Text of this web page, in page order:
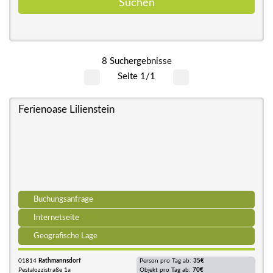
8 Suchergebnisse
Seite 1/1
Ferienoase Lilienstein
Buchungsanfrage
Internetseite
Geografische Lage
01814 Rathmannsdorf
Pestalozzistraße 1a
Person pro Tag ab: 35€
Objekt pro Tag ab: 70€